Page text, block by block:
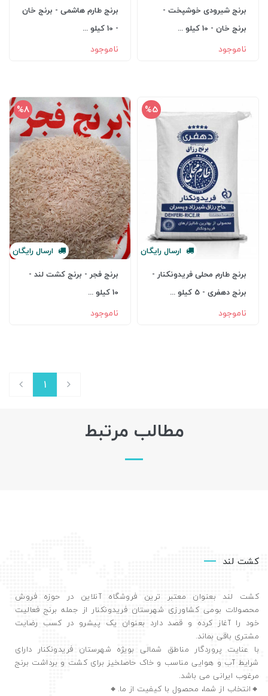
برنج شیرودی خوشپخت -
برنج خان - 10 کیلو ...
ناموجود
برنج طارم هاشمی - برنج خان
- 10 کیلو ...
ناموجود
%5
ارسالرایگان
برنج طارم محلی فریدونکنار -
برنج دهفری - 5 کیلو ...
ناموجود
%8
ارسالرایگان
برنج فجر - برنج کشت لند -
10 کیلو ...
ناموجود
1
مطالب مرتبط
کشت لند
کشت لند بعنوان معتبر ترین فروشگاه آنلاین در حوزه فروش
محصولات بومی کشاورزی شهرستان فریدونکنار از جمله برنج فعالیت
خود را آغاز کرده و قصد دارد بعنوان یک پیشرو در کسب رضایت
مشتری باقی بماند.
با عنایت پروردگار مناطق شمالی بویژه شهرستان فریدونکنار دارای
شرایط آب و هوایی مناسب و خاک حاصلخیز برای کشت و برداشت برنج
مرغوب ایرانی می باشد.
🔸️انتخاب از شما، محصول با کیفیت از ما.🔸️